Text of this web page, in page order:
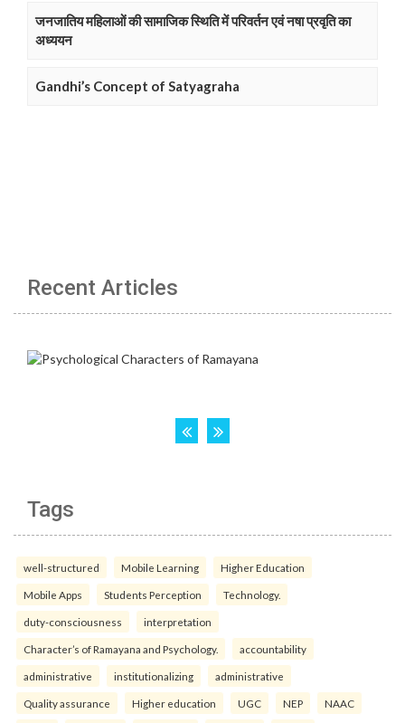
जनजातिय महिलाओं की सामाजिक स्थिति में परिवर्तन एवं नषा प्रवृति का
अध्ययन
Gandhi’s Concept of Satyagraha
Recent Articles
Tags
well-structured Mobile Learning Higher Education
Mobile Apps Students Perception Technology.
duty-consciousness interpretation
Character’s of Ramayana and Psychology. accountability
administrative institutionalizing administrative
Quality assurance Higher education UGC NEP NAAC